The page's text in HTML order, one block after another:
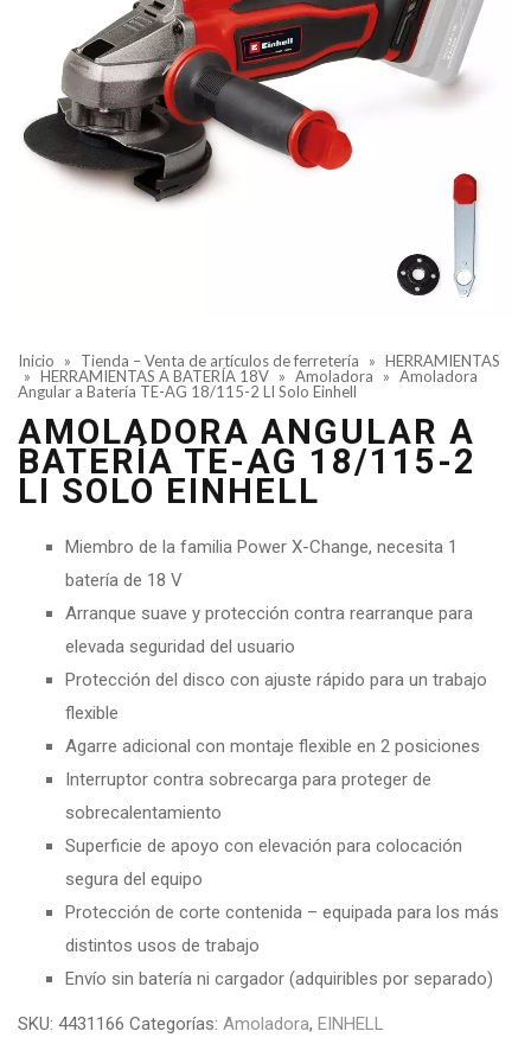
Inicio » Tienda – Venta de artículos de ferretería » HERRAMIENTAS
» HERRAMIENTAS A BATERÍA 18V » Amoladora » Amoladora
Angular a Batería TE-AG 18/115-2 LI Solo Einhell
AMOLADORA ANGULAR A
BATERÍA TE-AG 18/115-2
LI SOLO EINHELL
Miembro de la familia Power X-Change, necesita 1
batería de 18 V
Arranque suave y protección contra rearranque para
elevada seguridad del usuario
Protección del disco con ajuste rápido para un trabajo
flexible
Agarre adicional con montaje flexible en 2 posiciones
Interruptor contra sobrecarga para proteger de
sobrecalentamiento
Superficie de apoyo con elevación para colocación
segura del equipo
Protección de corte contenida – equipada para los más
distintos usos de trabajo
Envío sin batería ni cargador (adquiribles por separado)
SKU: 4431166 Categorías: Amoladora, EINHELL